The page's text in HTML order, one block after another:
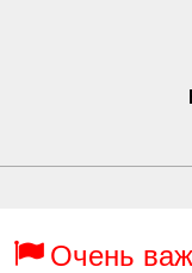
Очень